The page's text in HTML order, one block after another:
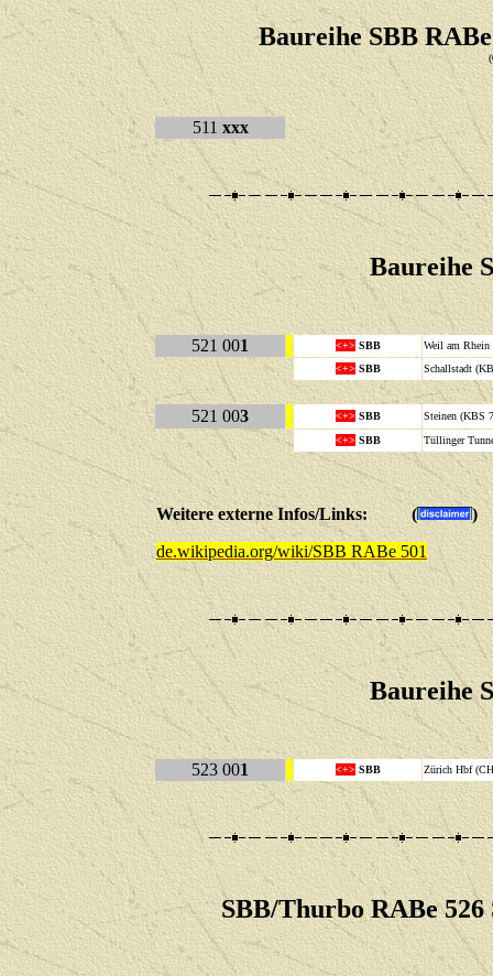
Baureihe SBB
511 xxx
Baureihe
521 001 <+> SBB
Weil am
<+> SBB Schallstadt
521 003 <+> SBB
Steinen (KBS
<+> SBB Tüllinger
Weitere externe Infos/Links: (
)
de.wikipedia.org/wiki/SBB RABe 501
Baureihe
523 001 <+> SBB Zürich Hbf
SBB/Thurbo RABe